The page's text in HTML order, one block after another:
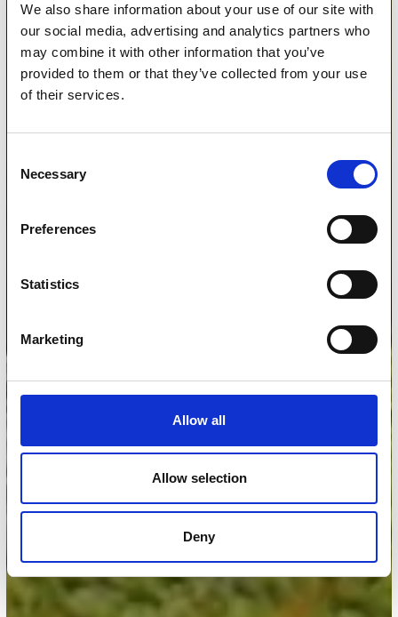
We also share information about your use of our site with
our social media, advertising and analytics partners who
may combine it with other information that you’ve
provided to them or that they’ve collected from your use
of their services.
Selection
Necessary
Preferences
Statistics
Marketing
Allow all
Allow selection
Deny